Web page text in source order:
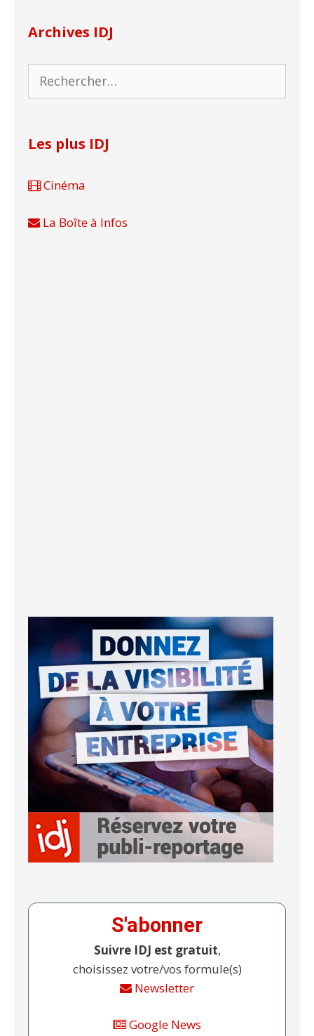
Archives IDJ
Rechercher :
Les plus IDJ
Cinéma
La Boîte à Infos
S'abonner
Suivre IDJ est gratuit,
choisissez votre/vos formule(s)
Newsletter
Google News